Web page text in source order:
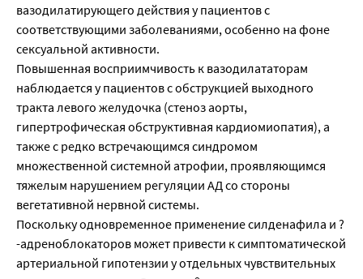
вазодилатирующего действия у пациентов с
соответствующими заболеваниями, особенно на фоне
сексуальной активности.
Повышенная восприимчивость к вазодилататорам
наблюдается у пациентов с обструкцией выходного
тракта левого желудочка (стеноз аорты,
гипертрофическая обструктивная кардиомиопатия), а
также с редко встречающимся синдромом
множественной системной атрофии, проявляющимся
тяжелым нарушением регуляции АД со стороны
вегетативной нервной системы.
Поскольку одновременное применение силденафила и ?
-адреноблокаторов может привести к симптоматической
артериальной гипотензии у отдельных чувствительных